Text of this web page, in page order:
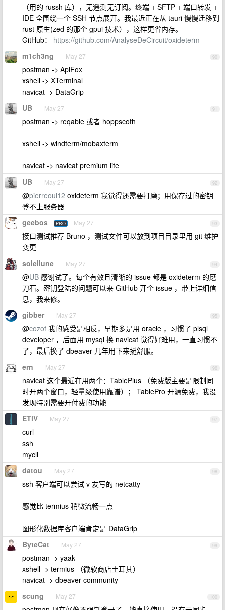
（用的 russh 库），无遥测无订阅。终端 + SFTP + 端口转发 +
IDE 全围绕一个 SSH 节点展开。我最近正在从 tauri 慢慢迁移到
rust 原生(zed 的那个 gpui 技术），这样更省内存。
GitHub： https://github.com/AnalyseDeCircuit/oxideterm
90
m1ch3ng May 27
postman -> ApiFox
xshell -> XTerminal
navicat -> DataGrip
91
UB May 27
postman -> reqable 或者 hoppscoth
xshell -> windterm/mobaxterm
navicat -> navicat premium lite
92
UB May 27
@pierreoui12 oxideterm 我觉得还需要打磨；用保存过的密钥
登不上服务器
93
geebos PRO May 27
接口测试推荐 Bruno ，测试文件可以放到项目目录里用 git 维护
变更
94
soleilune May 27
@UB 感谢试了。每个有效且清晰的 issue 都是 oxideterm 的磨
刀石。密钥登陆的问题可以来 GitHub 开个 issue ，带上详细信
息，我来修。
95
gibber May 27
@cozof 我的感受是相反，早期多是用 oracle ，习惯了 plsql
developer ，后面用 mysql 换 navicat 觉得好难用，一直习惯不
了，最后换了 dbeaver 几年用下来挺舒服。
96
ern May 27
navicat 这个最近在用两个：TablePlus （免费版主要是限制同
时开两个窗口，轻量级使用靠谱）； TablePro 开源免费，我没
发现特别需要开付费的功能
97
ETiV May 27
curl
ssh
mycli
98
datou May 27
ssh 客户端可以尝试 v 友写的 netcatty
感觉比 termius 稍微流畅一点
图形化数据库客户端肯定是 DataGrip
99
ByteCat May 27
postman -> yaak
xshell -> termius （微软商店土耳其）
navicat -> dbeaver community
100
scung May 27